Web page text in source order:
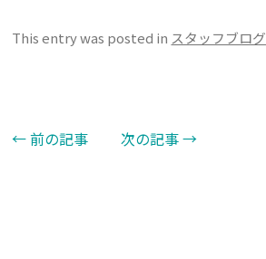
This entry was posted in スタッフブログ
Post navigation
←前の記事 次の記事→